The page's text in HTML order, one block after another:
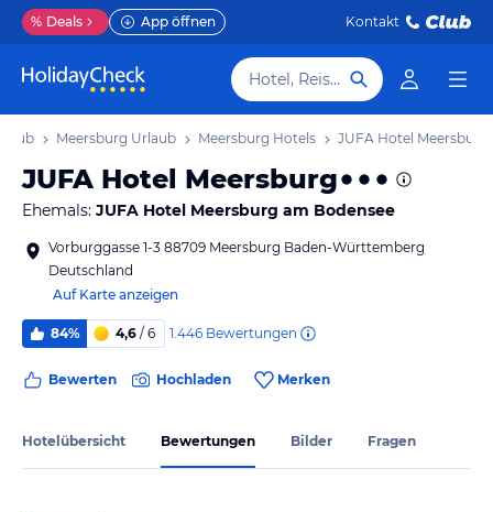
% Deals App öffnen Kontakt
Hotel, Reiseziel
Meersburg Urlaub Meersburg Hotels JUFA Hotel Meersburg
JUFA Hotel Meersburg
Ehemals: JUFA Hotel Meersburg am Bodensee
Vorburggasse 1-3 88709 Meersburg Baden-Württemberg
Deutschland
Auf Karte anzeigen
84% 4,6 / 6 1.446 Bewertungen
Bewerten Hochladen Merken
Hotelübersicht Bewertungen Bilder Fragen